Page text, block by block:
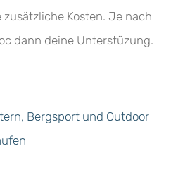
Kosten. Je nach
dann deine Unterstüzung.